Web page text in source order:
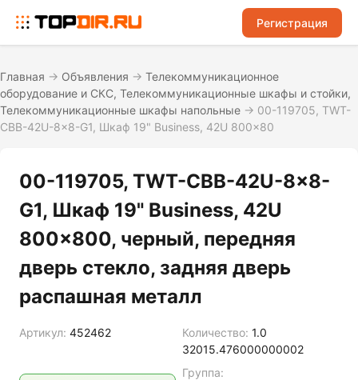
Регистрация
Главная → Объявления → Телекоммуникационное
оборудование и СКС, Телекоммуникационные шкафы и стойки,
Телекоммуникационные шкафы напольные → 00-119705, TWT-
CBB-42U-8x8-G1, Шкаф 19" Business, 42U 800x80
00-119705, TWT-CBB-42U-8x8-
G1, Шкаф 19" Business, 42U
800x800, черный, передняя
дверь стекло, задняя дверь
распашная металл
Артикул: 452462 Количество: 1.0
32015.476000000002
Группа: